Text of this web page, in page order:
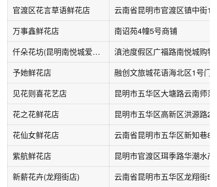
官渡区花言草语鲜花店
云南省昆明市官渡区镇中街
万事鑫鲜花店
南诏苑4幢5号商铺
仟朵花坊(昆明南悦城爱琴海城市广场店)
滇池度假区广福路南悦城购
予她鲜花店
见花则喜花艺店
花之花鲜花店
昆明市五华区高新区洪源路
花仙女鲜花店
云南省昆明市五华区新知巷
紫航鲜花店
昆明市官渡区珥季路华潮水
新薪花卉(龙翔街店)
云南省昆明市五华区龙翔街